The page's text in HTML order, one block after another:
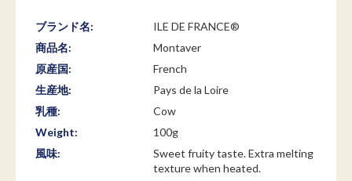
ブランド名:
ILE DE FRANCE®
商品名:
Montaver
原産国:
French
生産地:
Pays de la Loire
乳種:
Cow
Weight:
100g
風味:
Sweet fruity taste. Extra melting
texture when heated.